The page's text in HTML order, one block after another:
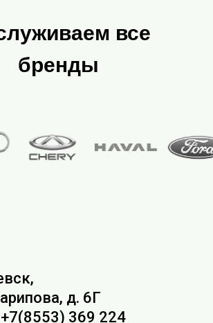
все
бренды
д. 6Г
369 224